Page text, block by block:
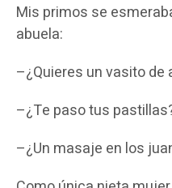
Mis primos se
abuela:
–¿Quieres un vasito de
–¿Te paso tus
–¿Un masaje en los